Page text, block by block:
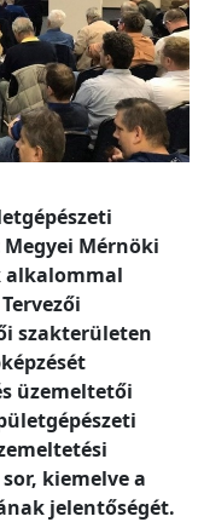
Megyei Mérnöki
alkalommal
szakterületen
üzemeltetői
kiemelve a
jelentőségét.